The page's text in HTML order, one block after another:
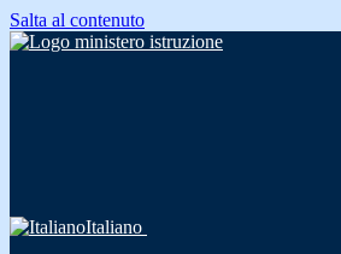
Salta al contenuto
Italiano